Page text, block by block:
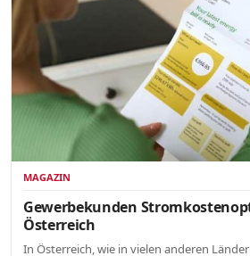
MAGAZIN
Gewerbekunden
Österreich
In Österreich, wie in vielen anderen